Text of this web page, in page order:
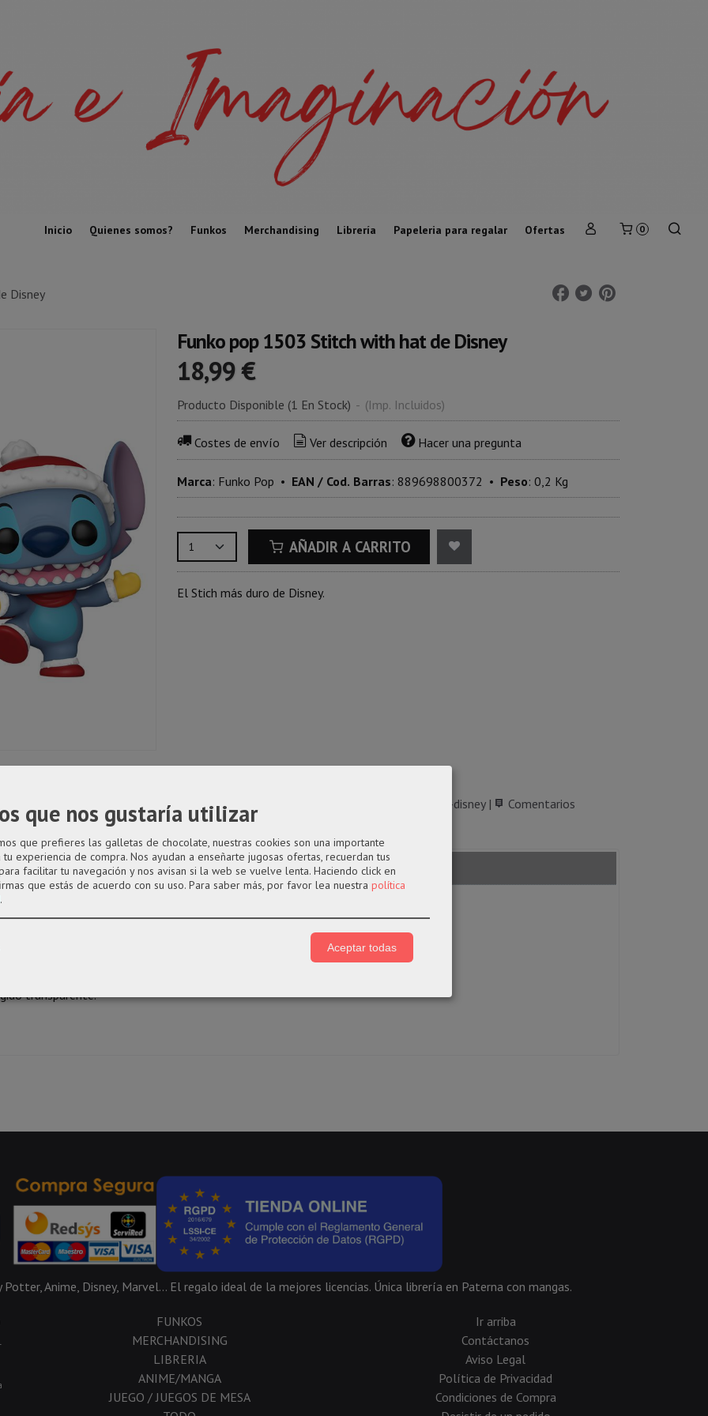
Inicio Quienes somos? Funkos Merchandising Librería Papeleria para regalar Ofertas 0
Disney
Funko pop 1503 Stitch with hat de Disney
18,99 €
Producto Disponible (1 En Stock) - (Imp. Incluidos)
Costes de envío Ver descripción Hacer una pregunta
Marca: Funko Pop • EAN / Cod. Barras: 889698800372 • Peso: 0,2 Kg
AÑADIR A CARRITO
El Stich más duro de Disney.
funkos-valencia tienda-funkos-valencia funkos-disney | Comentarios
desproporcionado como principal rasgo distintivo.
transparente.
Anime, Disney, Marvel... El regalo ideal de la mejores licencias. Única librería en Paterna con mangas.
FUNKOS
MERCHANDISING
LIBRERIA
ANIME/MANGA
JUEGO / JUEGOS DE MESA
Ir arriba
Contáctanos
Aviso Legal
Política de Privacidad
Condiciones de Compra
que nos gustaría utilizar
que prefieres las galletas de chocolate, nuestras cookies son una importante
tu experiencia de compra. Nos ayudan a enseñarte jugosas ofertas, recuerdan tus
facilitar tu navegación y nos avisan si la web se vuelve lenta. Haciendo click en
que estás de acuerdo con su uso. Para saber más, por favor lea nuestra política
.
Aceptar todas